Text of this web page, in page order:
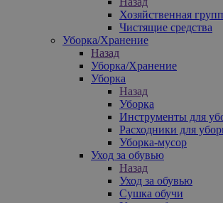
Хозяйственная
Чистящие средства
Уборка/Хранение
Назад
Уборка/Хранение
Уборка
Назад
Уборка
Инструменты для
Расходники для
Уборка-мусор
Уход за обувью
Назад
Уход за обувью
Сушка обучи